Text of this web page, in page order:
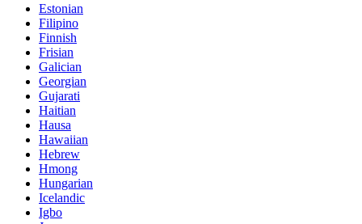
Estonian
Filipino
Finnish
Frisian
Galician
Georgian
Gujarati
Haitian
Hausa
Hawaiian
Hebrew
Hmong
Hungarian
Icelandic
Igbo